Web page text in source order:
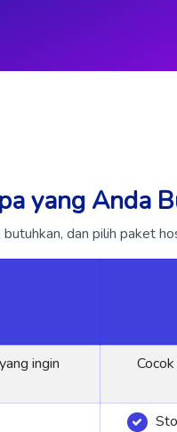
yang Anda
dan pilih paket
ingin